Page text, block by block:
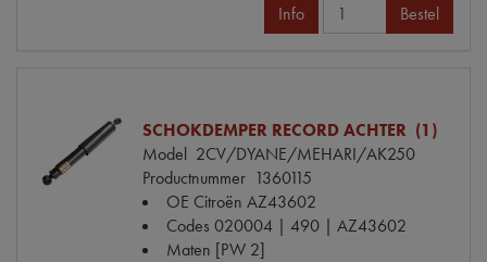
Info Bestel
SCHOKDEMPER RECORD ACHTER (1)
Model 2CV/DYANE/MEHARI/AK250
Productnummer 1360115
OE Citroën AZ43602
Codes 020004 | 490 | AZ43602
Maten [PW 2]